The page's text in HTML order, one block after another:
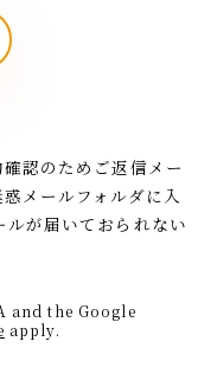
認のためご返信メー
メールフォルダに入
ルが届いておられない
and the Google
apply.